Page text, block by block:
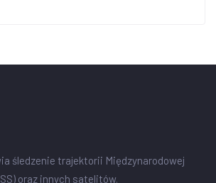
śledzenie trajektorii Międzynarodowej
oraz innych satelitów.